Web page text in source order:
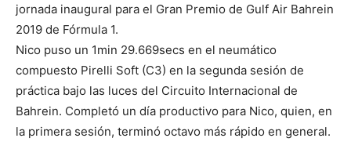
jornada inaugural para el Gran Premio de Gulf Air Bahrein
2019 de Fórmula 1.
Nico puso un 1min 29.669secs en el neumático
compuesto Pirelli Soft (C3) en la segunda sesión de
práctica bajo las luces del Circuito Internacional de
Bahrein. Completó un día productivo para Nico, quien, en
la primera sesión, terminó octavo más rápido en general.